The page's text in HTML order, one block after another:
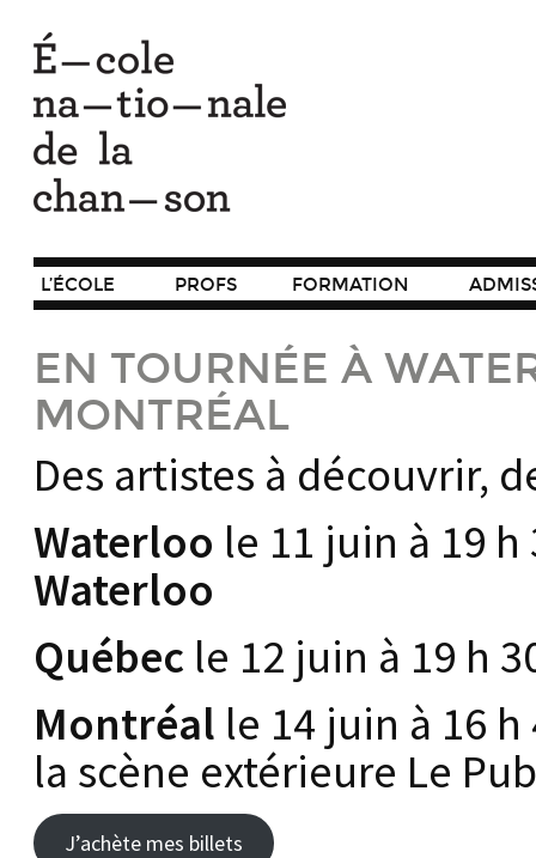
L’ÉCOLE PROFS FORMATION
EN TOURNÉE À
MONTRÉAL
Des artistes à découvrir,
Waterloo le 11 juin à 19
Waterloo
Québec le 12 juin à 19 h
Montréal le 14 juin à 16
la scène extérieure Le
J’achète mes billets